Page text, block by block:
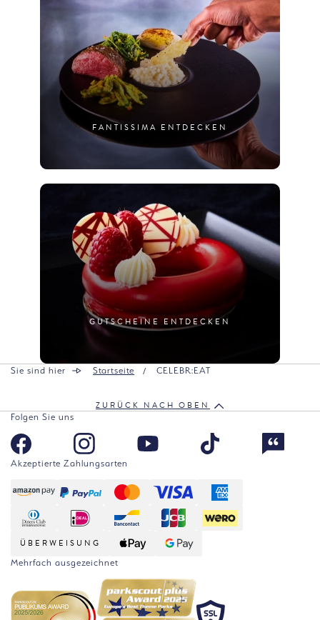
FANTISSIMA ENTDECKEN
GUTSCHEINE ENTDECKEN
Sie sind hier Startseite CELEBR:EAT
ZURÜCK NACH OBEN
Folgen Sie uns
Akzeptierte Zahlungsarten
ÜBERWEISUNG
Mehrfach ausgezeichnet